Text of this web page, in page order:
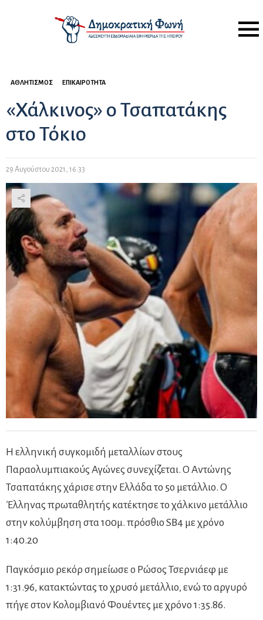
Menu
ΑΘΛΗΤΙΣΜΌΣ ΕΠΙΚΑΙΡΌΤΗΤΑ
«Χάλκινος» ο Τσαπατάκης
στο Τόκιο
29 Αυγούστου 2021, 16:33
Η ελληνική συγκομιδή μεταλλίων στους
Παραολυμπιακούς Αγώνες συνεχίζεται. Ο Αντώνης
Τσαπατάκης χάρισε στην Ελλάδα το 5ο μετάλλιο. Ο
Έλληνας πρωταθλητής κατέκτησε το χάλκινο μετάλλιο
στην κολύμβηση στα 100μ. πρόσθιο SB4 με χρόνο
1:40.20
Παγκόσμιο ρεκόρ σημείωσε ο Ρώσος Τσερνιάεφ με
1:31.96, κατακτώντας το χρυσό μετάλλιο, ενώ το αργυρό
πήγε στον Κολομβιανό Φουέντες με χρόνο 1:35.86.